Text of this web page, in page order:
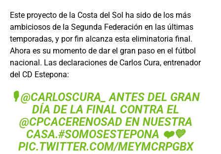
Este proyecto de la Costa del Sol ha sido de los más
ambiciosos de la Segunda Federación en las últimas
temporadas, y por fin alcanza esta eliminatoria final.
Ahora es su momento de dar el gran paso en el fútbol
nacional. Las declaraciones de Carlos Cura, entrenador
del CD Estepona:
🎙️@CARLOSCURA_ ANTES DEL GRAN
DÍA DE LA FINAL CONTRA EL
@CPCACERENOSAD EN NUESTRA
CASA.#SOMOSESTEPONA ❤️💙
PIC.TWITTER.COM/MEYMCRPGBX